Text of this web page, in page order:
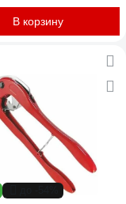
В корзину